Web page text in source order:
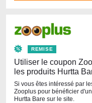
REMISE
Utiliser le coupon
les produits Hurtta
Si vous êtes intéressé par
Zooplus pour bénéficier
Hurtta Bare sur le site.